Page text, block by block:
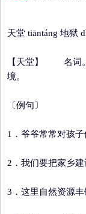
天堂 tiāntáng 地狱
【天堂】
名词
境。
〔例句〕
1．爷爷常常对孩
2．我们要把家乡建
3．这里自然资源丰